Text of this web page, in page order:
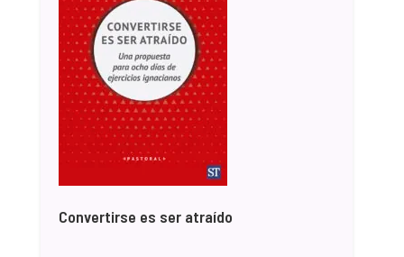
Convertirse es ser atraído